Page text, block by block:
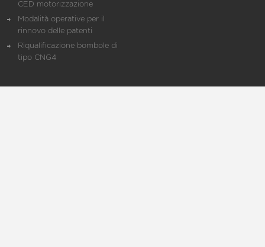
CED motorizzazione
Modalità operative per il
rinnovo delle patenti
Riqualificazione bombole di
tipo CNG4